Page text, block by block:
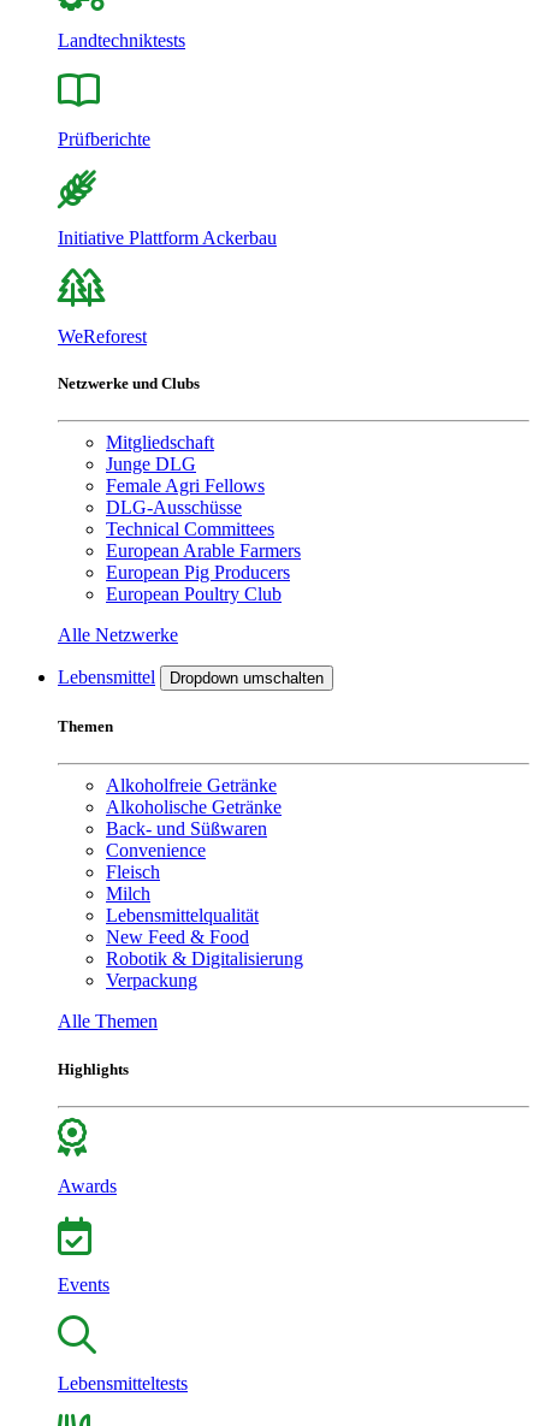
Landtechniktests
Prüfberichte
Initiative Plattform Ackerbau
WeReforest
Netzwerke und Clubs
Mitgliedschaft
Junge DLG
Female Agri Fellows
DLG-Ausschüsse
Technical Committees
European Arable Farmers
European Pig Producers
European Poultry Club
Alle Netzwerke
Lebensmittel Dropdown umschalten
Themen
Alkoholfreie Getränke
Alkoholische Getränke
Back- und Süßwaren
Convenience
Fleisch
Milch
Lebensmittelqualität
New Feed & Food
Robotik & Digitalisierung
Verpackung
Alle Themen
Highlights
Awards
Events
Lebensmitteltests